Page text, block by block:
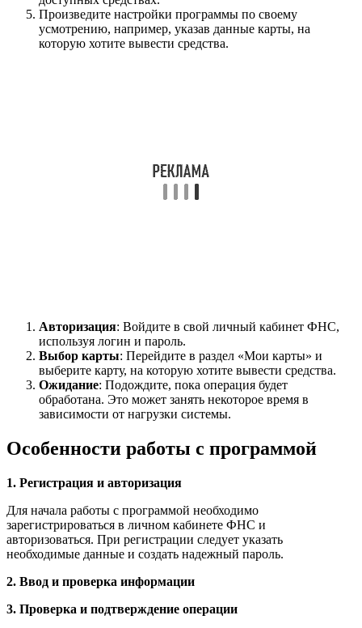
Произведите настройки программы по своему
усмотрению, например, указав данные карты, на
которую хотите вывести средства.
Авторизация: Войдите в свой личный кабинет ФНС,
используя логин и пароль.
Выбор карты: Перейдите в раздел «Мои карты» и
выберите карту, на которую хотите вывести средства.
Ожидание: Подождите, пока операция будет
обработана. Это может занять некоторое время в
зависимости от нагрузки системы.
Особенности работы с программой
1. Регистрация и авторизация
Для начала работы с программой необходимо
зарегистрироваться в личном кабинете ФНС и
авторизоваться. При регистрации следует указать
необходимые данные и создать надежный пароль.
2. Ввод и проверка информации
3. Проверка и подтверждение операции